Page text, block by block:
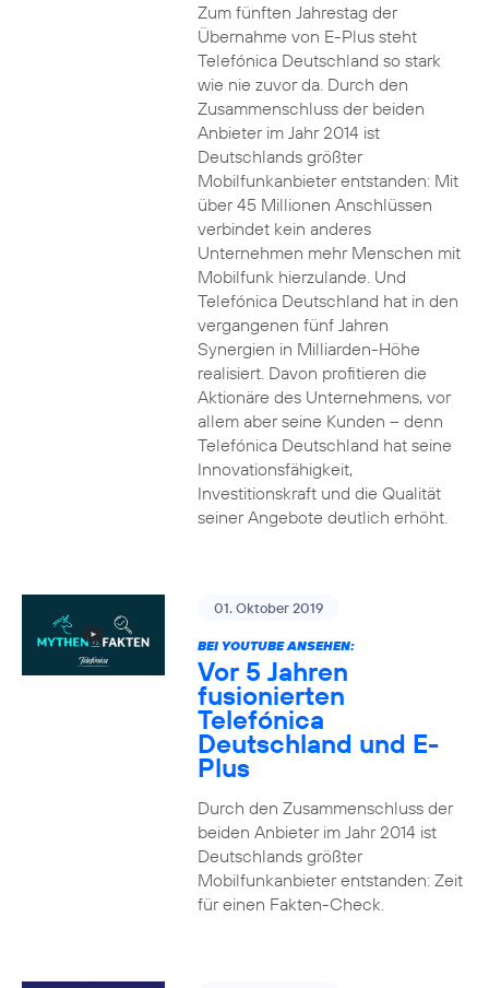
Zum fünften Jahrestag der
Übernahme von E-Plus steht
Telefónica Deutschland so stark
wie nie zuvor da. Durch den
Zusammenschluss der beiden
Anbieter im Jahr 2014 ist
Deutschlands größter
Mobilfunkanbieter entstanden: Mit
über 45 Millionen Anschlüssen
verbindet kein anderes
Unternehmen mehr Menschen mit
Mobilfunk hierzulande. Und
Telefónica Deutschland hat in den
vergangenen fünf Jahren
Synergien in Milliarden-Höhe
realisiert. Davon profitieren die
Aktionäre des Unternehmens, vor
allem aber seine Kunden – denn
Telefónica Deutschland hat seine
Innovationsfähigkeit,
Investitionskraft und die Qualität
seiner Angebote deutlich erhöht.
01. Oktober 2019
BEI YOUTUBE ANSEHEN:
Vor 5 Jahren
fusionierten
Telefónica
Deutschland und E-
Plus
Durch den Zusammenschluss der
beiden Anbieter im Jahr 2014 ist
Deutschlands größter
Mobilfunkanbieter entstanden: Zeit
für einen Fakten-Check.